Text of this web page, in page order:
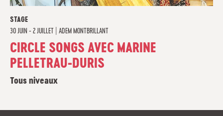
STAGE
30 JUIN - 2 JUILLET
ADEM MONTBRILLANT
CIRCLE SONGS AVEC MARINE
PELLETRAU-DURIS
Tous niveaux